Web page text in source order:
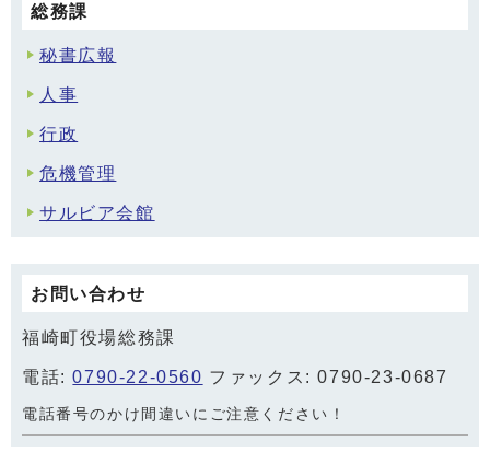
総務課
秘書広報
人事
行政
危機管理
サルビア会館
お問い合わせ
福崎町役場総務課
電話:0790-22-0560 ファックス: 0790-23-0687
電話番号のかけ間違いにご注意ください！